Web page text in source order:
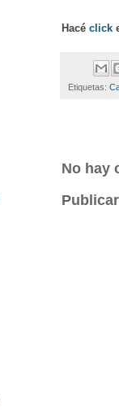
Hacé click
Etiquetas:
No hay